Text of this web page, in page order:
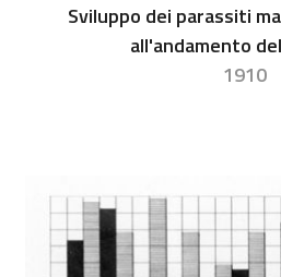
Sviluppo dei parassiti
all'andamento
1910